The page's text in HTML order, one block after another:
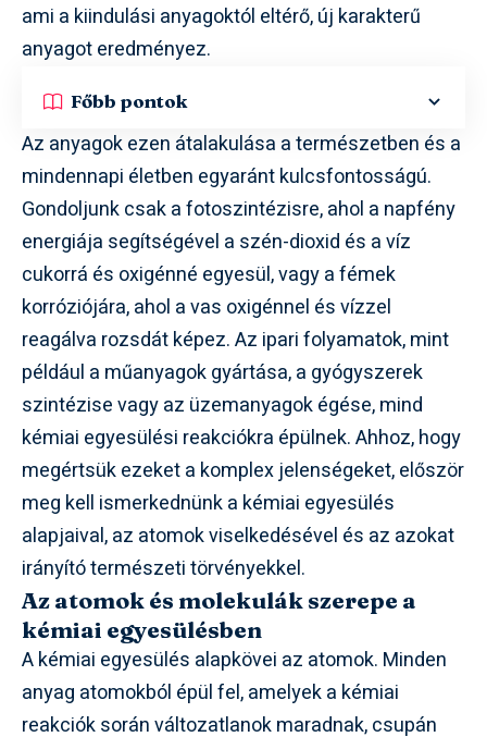
ami a kiindulási anyagoktól eltérő, új karakterű
anyagot eredményez.
Főbb pontok
Az anyagok ezen átalakulása a természetben és a
mindennapi életben egyaránt kulcsfontosságú.
Gondoljunk csak a fotoszintézisre, ahol a napfény
energiája segítségével a szén-dioxid és a víz
cukorrá és oxigénné egyesül, vagy a fémek
korróziójára, ahol a vas oxigénnel és vízzel
reagálva rozsdát képez. Az ipari folyamatok, mint
például a műanyagok gyártása, a gyógyszerek
szintézise vagy az üzemanyagok égése, mind
kémiai egyesülési reakciókra épülnek. Ahhoz, hogy
megértsük ezeket a komplex jelenségeket, először
meg kell ismerkednünk a kémiai egyesülés
alapjaival, az atomok viselkedésével és az azokat
irányító természeti törvényekkel.
Az atomok és molekulák szerepe a
kémiai egyesülésben
A kémiai egyesülés alapkövei az atomok. Minden
anyag atomokból épül fel, amelyek a kémiai
reakciók során változatlanok maradnak, csupán